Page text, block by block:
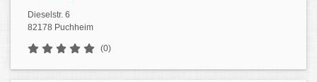
Dieselstr. 6
82178 Puchheim
(0)